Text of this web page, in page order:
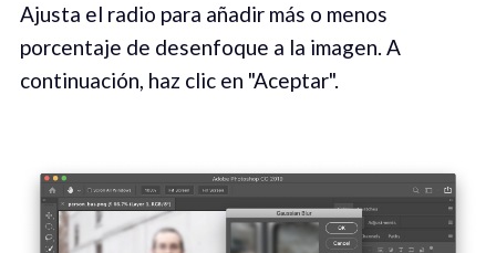
Ajusta el radio para añadir más o menos
porcentaje de desenfoque a la imagen. A
continuación, haz clic en "Aceptar".